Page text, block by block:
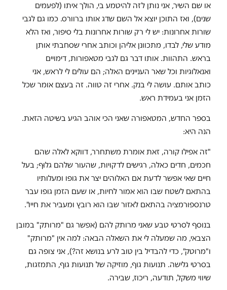
או שם השיר, אני נותן לזה להיטמע בי, הולך איתו (לפעמים
שנים), ואז התוכן יוצא אל השם שדג אותו ברוורס. כמו גם לגבי
שורות אחרונות: יש לי רק שורות אחרונות בלי סיפור, ואז הלא
מודע שלי, לבדו, מתכוונן אליהן וכותב אחרי שסחבתי אותן
בראש. התהוות. אותו דבר גם לגבי מטאפורות, דימויים
ואנאלוגיות וכל שאר העניינים האלה; הם עולים לי לראש, אני
כותב אותם. עושה לי בנק. אחרי זה טווה. זה בעצם אומר שכל
הזמן אני בעמידת ראש.
בספר החדש, המטאפורה שאני הכי אוהב הגיע בשיטה הזאת.
הנה היא:
"זה אפילו קורה, זאת אומרת משתחרר, דווקא לאלה שהם
חכמים, חדים כאלה, רגישים לדקויות, שהעור שלהם גלוּף; בעל
חיים שאי אפשר לדעת אם האלוהים יצר את גופו ומעלותיו
בהתאם לשטח שבו הוא אמור לחיות, או שעם הזמן גופו עבר
טרנספורמציה בהתאם לאזור שבו הוא רובץ ומעביר את חייו".
בנוסף לסרטי טבע שאני מרותק להם (אפשר גם "מרותק" במובן
הצבאי, מה שמעלה לי את השאלה הבאה: למה אין "מרותק"
ו"מרוטק", כדי להבדיל בין טוב לרע בנושא זה?), אני צופה גם
בסרטי גלישה. תנועות גוף, מוזיקה של תנועות גוף, התמזגות,
שיווי משקל, תודעה, ריכוז, שבירה.